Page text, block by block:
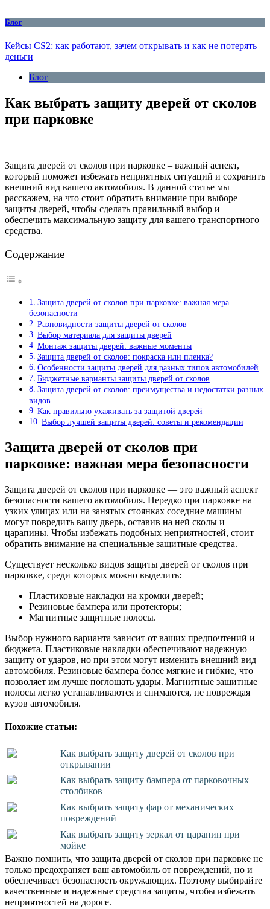
Блог
Кейсы CS2: как работают, зачем открывать и как не потерять
деньги
Блог
Как выбрать защиту дверей от сколов
при парковке
Защита дверей от сколов при парковке – важный аспект,
который поможет избежать неприятных ситуаций и сохранить
внешний вид вашего автомобиля. В данной статье мы
расскажем, на что стоит обратить внимание при выборе
защиты дверей, чтобы сделать правильный выбор и
обеспечить максимальную защиту для вашего транспортного
средства.
Содержание
Защита дверей от сколов при парковке: важная мера
безопасности
Разновидности защиты дверей от сколов
Выбор материала для защиты дверей
Монтаж защиты дверей: важные моменты
Защита дверей от сколов: покраска или пленка?
Особенности защиты дверей для разных типов автомобилей
Бюджетные варианты защиты дверей от сколов
Защита дверей от сколов: преимущества и недостатки разных
видов
Как правильно ухаживать за защитой дверей
Выбор лучшей защиты дверей: советы и рекомендации
Защита дверей от сколов при
парковке: важная мера безопасности
Защита дверей от сколов при парковке — это важный аспект
безопасности вашего автомобиля. Нередко при парковке на
узких улицах или на занятых стоянках соседние машины
могут повредить вашу дверь, оставив на ней сколы и
царапины. Чтобы избежать подобных неприятностей, стоит
обратить внимание на специальные защитные средства.
Существует несколько видов защиты дверей от сколов при
парковке, среди которых можно выделить:
Пластиковые накладки на кромки дверей;
Резиновые бампера или протекторы;
Магнитные защитные полосы.
Выбор нужного варианта зависит от ваших предпочтений и
бюджета. Пластиковые накладки обеспечивают надежную
защиту от ударов, но при этом могут изменить внешний вид
автомобиля. Резиновые бампера более мягкие и гибкие, что
позволяет им лучше поглощать удары. Магнитные защитные
полосы легко устанавливаются и снимаются, не повреждая
кузов автомобиля.
Похожие статьи:
Как выбрать защиту дверей от сколов при
открывании
Как выбрать защиту бампера от парковочных
столбиков
Как выбрать защиту фар от механических
повреждений
Как выбрать защиту зеркал от царапин при
мойке
Важно помнить, что защита дверей от сколов при парковке не
только предохраняет ваш автомобиль от повреждений, но и
обеспечивает безопасность окружающих. Поэтому выбирайте
качественные и надежные средства защиты, чтобы избежать
неприятностей на дороге.